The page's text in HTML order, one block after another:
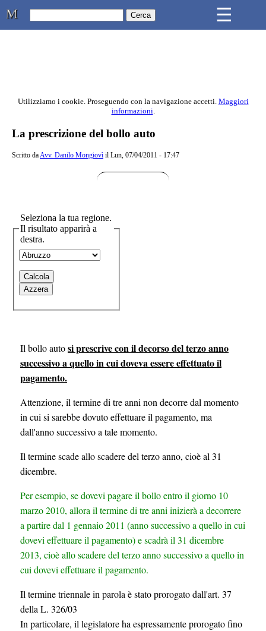
Studio Legale Mongiovì ☰
Contenuto principale della pagina
Utilizziamo i cookie. Proseguendo con la navigazione accetti. Maggiori
informazioni.
La prescrizione del bollo auto
Scritto daAvv. Danilo Mongiovì il Lun, 07/04/2011 - 17:47
Seleziona la tua regione.
Il risultato apparirà a
destra.
Il bollo autosi prescrive con il decorso del terzo anno
successivo a quello in cui doveva essere effettuato il
pagamento.
Attenzione, il termine di tre anni non decorre dal momento
in cui si sarebbe dovuto effettuare il pagamento, ma
dall'anno successivo a tale momento.
Il termine scade allo scadere del terzo anno, cioè al 31
dicembre.
Per esempio, se dovevi pagare il bollo entro il giorno 10
marzo 2010, allora il termine di tre anni inizierà a decorrere
a partire dal 1 gennaio 2011 (anno successivo a quello in cui
dovevi effettuare il pagamento) e scadrà il 31 dicembre
2013, cioè allo scadere del terzo anno successivo a quello in
cui dovevi effettuare il pagamento.
Il termine triennale in parola è stato prorogato dall'art. 37
della L. 326/03
In particolare, il legislatore ha espressamente prorogato fino